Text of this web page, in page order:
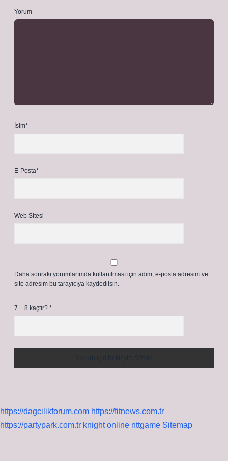
Yorum
İsim*
E-Posta*
Web Sitesi
Daha sonraki yorumlarımda kullanılması için adım, e-posta adresim ve
site adresim bu tarayıcıya kaydedilsin.
7 + 8 kaçtır? *
https://dagcilikforum.com https://fitnews.com.tr
https://partypark.com.tr knight online nttgame Sitemap